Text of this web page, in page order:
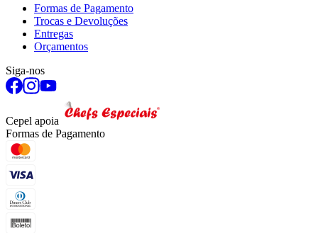
Formas de Pagamento
Trocas e Devoluções
Entregas
Orçamentos
Siga-nos
Cepel apoia
Formas de Pagamento